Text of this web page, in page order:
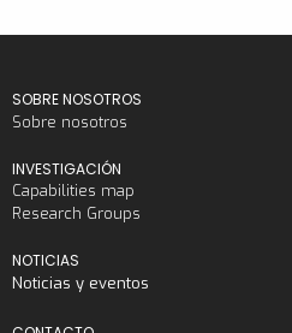
SOBRE NOSOTROS
Sobre nosotros
INVESTIGACIÓN
Capabilities map
Research Groups
NOTICIAS
Noticias y eventos